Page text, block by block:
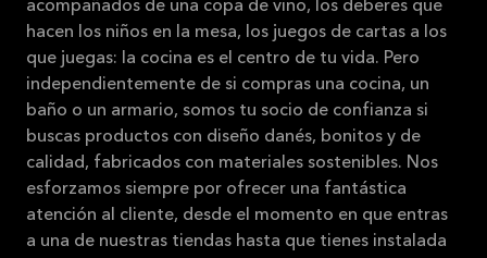
y
Transporte
GRATIS
válida hasta
31/08/2026
más
acompañados de una copa de vino, los deberes que
hacen los niños en la mesa, los juegos de cartas a los
que juegas: la cocina es el centro de tu vida. Pero
independientemente de si compras una cocina, un
baño o un armario, somos tu socio de confianza si
buscas productos con diseño danés, bonitos y de
calidad, fabricados con materiales sostenibles. Nos
esforzamos siempre por ofrecer una fantástica
atención al cliente, desde el momento en que entras
a una de nuestras tiendas hasta que tienes instalada